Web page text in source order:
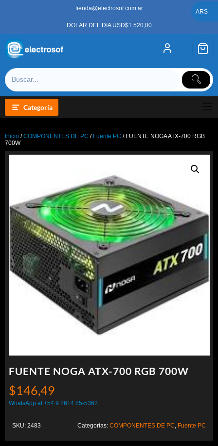
tienda@electrosof.com.ar
DOLAR DEL DIA USD$1.520,00
Categoría
Inicio /COMPONENTES DE PC / Fuente PC / FUENTE NOGA ATX-700 RGB
700W
FUENTE NOGA ATX-700 RGB 700W
$146,49
WhatsApp al +54 9 2614 85-5362
SKU: 2483 Categorías: COMPONENTES DE PC Fuente PC
ARS